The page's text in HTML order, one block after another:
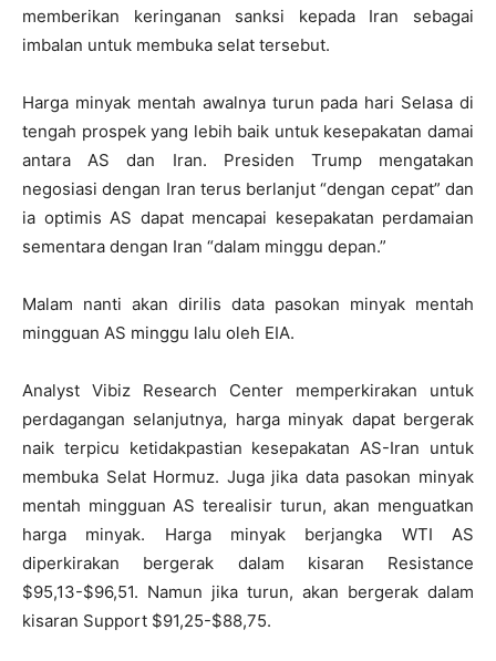
memberikan keringanan sanksi kepada Iran sebagai
imbalan untuk membuka selat tersebut.
Harga minyak mentah awalnya turun pada hari Selasa di
tengah prospek yang lebih baik untuk kesepakatan damai
antara AS dan Iran. Presiden Trump mengatakan
negosiasi dengan Iran terus berlanjut “dengan cepat” dan
ia optimis AS dapat mencapai kesepakatan perdamaian
sementara dengan Iran “dalam minggu depan.”
Malam nanti akan dirilis data pasokan minyak mentah
mingguan AS minggu lalu oleh EIA.
Analyst Vibiz Research Center memperkirakan untuk
perdagangan selanjutnya, harga minyak dapat bergerak
naik terpicu ketidakpastian kesepakatan AS-Iran untuk
membuka Selat Hormuz. Juga jika data pasokan minyak
mentah mingguan AS terealisir turun, akan menguatkan
harga minyak. Harga minyak berjangka WTI AS
diperkirakan bergerak dalam kisaran Resistance
$95,13-$96,51. Namun jika turun, akan bergerak dalam
kisaran Support $91,25-$88,75.